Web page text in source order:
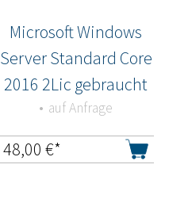
Microsoft Windows
Server Standard Core
2016 2Lic gebraucht
auf Anfrage
48,00 €*